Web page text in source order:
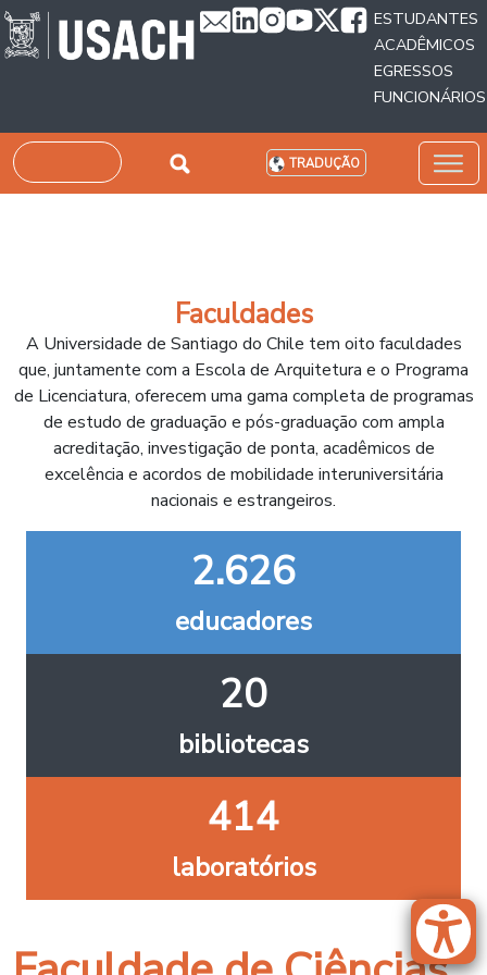
Passar para o conteúdo principal
ESTUDANTES
ACADÊMICOS
EGRESSOS
FUNCIONÁRIOS
Pesquisar TRADUÇÃO
Faculdades
A Universidade de Santiago do Chile tem oito faculdades
que, juntamente com a Escola de Arquitetura e o Programa
de Licenciatura, oferecem uma gama completa de programas
de estudo de graduação e pós-graduação com ampla
acreditação, investigação de ponta, acadêmicos de
excelência e acordos de mobilidade interuniversitária
nacionais e estrangeiros.
2.626
educadores
20
bibliotecas
414
laboratórios